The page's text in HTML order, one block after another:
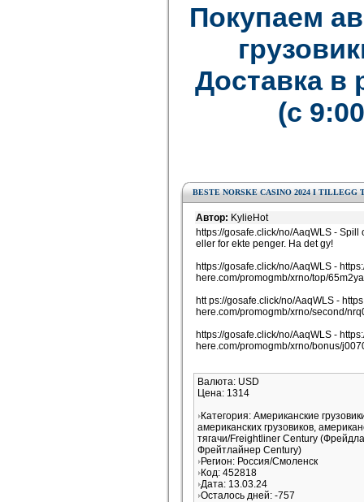
Покупаем
Доставка в
(с
BESTE NORSKE CASINO 2024 I TILLEGG
Автор: KylieHot
https://gosafe.click/no/AaqWLS -
eller for ekte penger. Ha det gy!
https://gosafe.click/no/AaqWLS -
here.com/promogmb/xrno/top/
htt ps://gosafe.click/no/AaqWLS -
here.com/promogmb/xrno/second/
https://gosafe.click/no/AaqWLS -
here.com/promogmb/xrno/bonus/
Валюта: USD
Цена: 1314
Категория: Американские
американских грузовиков,
тягачи/Freightliner Century
Фрейтлайнер Century)
Регион: Россия/Смоленск
Код: 452818
Дата: 13.03.24
Осталось дней: -757